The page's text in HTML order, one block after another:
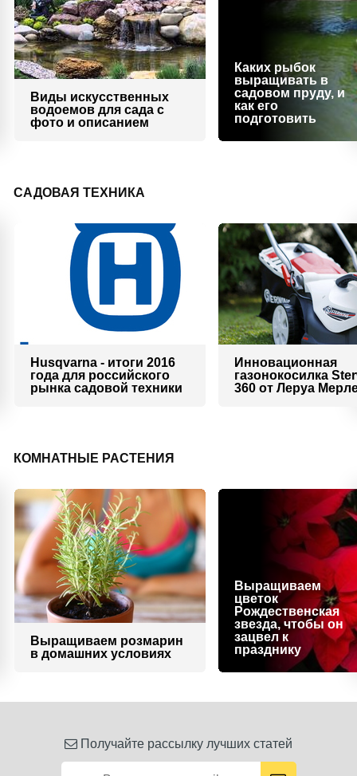
Виды искусственных
водоемов для сада с
фото и описанием
Каких рыбок
выращивать в
садовом пруду, и
как его
подготовить
САДОВАЯ ТЕХНИКА
Husqvarna - итоги 2016
года для российского
рынка садовой техники
Инновационная
газонокосилка
360 от Леруа
КОМНАТНЫЕ РАСТЕНИЯ
Выращиваем розмарин
в домашних условиях
Выращиваем
цветок
Рождественская
звезда, чтобы он
зацвел к
празднику
Получайте рассылку лучших статей